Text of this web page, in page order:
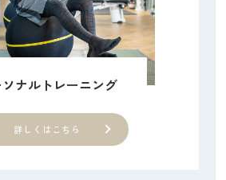
ナルトレーニング
詳しくはこちら